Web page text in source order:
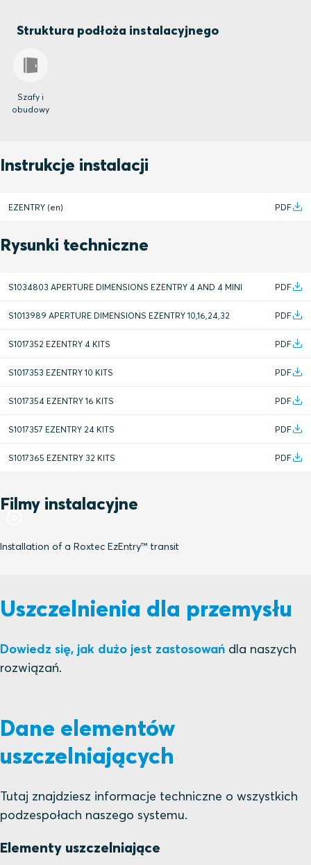
Struktura podłoża instalacyjnego
Szafy i
obudowy
Instrukcje instalacji
EZENTRY (en) PDF
Rysunki techniczne
S1034803 APERTURE DIMENSIONS EZENTRY 4 AND 4 MINI PDF
S1013989 APERTURE DIMENSIONS EZENTRY 10,16,24,32 PDF
S1017352 EZENTRY 4 KITS PDF
S1017353 EZENTRY 10 KITS PDF
S1017354 EZENTRY 16 KITS PDF
S1017357 EZENTRY 24 KITS PDF
S1017365 EZENTRY 32 KITS PDF
Filmy instalacyjne
Installation of a Roxtec EzEntry™ transit
Uszczelnienia dla przemysłu
Dowiedz się, jak dużo jest zastosowań dla naszych
rozwiązań.
Dane elementów
uszczelniających
Tutaj znajdziesz informacje techniczne o wszystkich
podzespołach naszego systemu.
Elementy uszczelniające